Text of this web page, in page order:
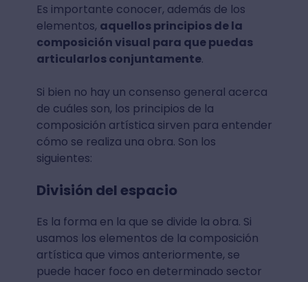
Es importante conocer, además de los
elementos, aquellos principios de la
composición visual para que puedas
articularlos conjuntamente.
Si bien no hay un consenso general acerca
de cuáles son, los principios de la
composición artística sirven para entender
cómo se realiza una obra. Son los
siguientes:
División del espacio
Es la forma en la que se divide la obra. Si
usamos los elementos de la composición
artística que vimos anteriormente, se
puede hacer foco en determinado sector